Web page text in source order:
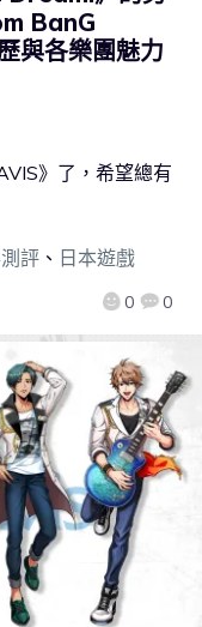
BanG
與各樂團魅力
0 0
》了，希望總有
評、 日本遊戲